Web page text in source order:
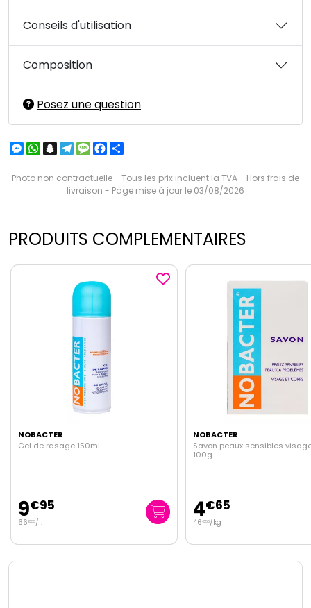
Conseils d'utilisation
Composition
Posez une question
Messenger
WhatsApp
Snapchat
Telegram
MessageFacebook
Photo non contractuelle - Tous les prix incluent la TVA - Hors frais de
livraison - Page mise à jour le 03/08/2026
PRODUITS COMPLEMENTAIRES
NOBACTER
Savon peaux sensibles visage & corps
4
NOBACTER
Mousse à raser haute
8
59